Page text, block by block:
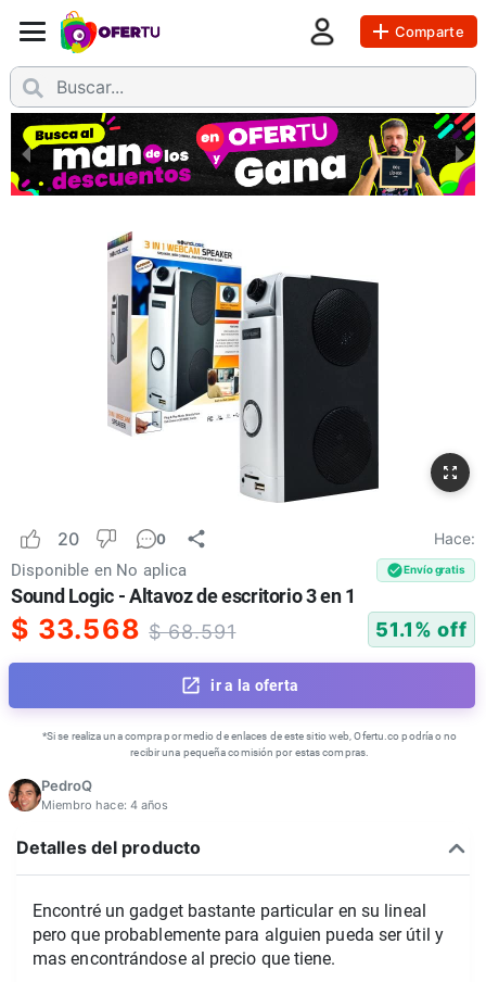
Comparte
20 0 Hace:
Disponible en No aplica Envío gratis
Sound Logic - Altavoz de escritorio 3 en 1
$ 33.568 $68.591 51.1% off
ir a la oferta
*Si se realiza una compra por medio de enlaces de este sitio web, Ofertu.co podría o no
recibir una pequeña comisión por estas compras.
PedroQ
Miembro hace: 4 años
Detalles del producto
Encontré un gadget bastante particular en su lineal
pero que probablemente para alguien pueda ser útil y
mas encontrándose al precio que tiene.